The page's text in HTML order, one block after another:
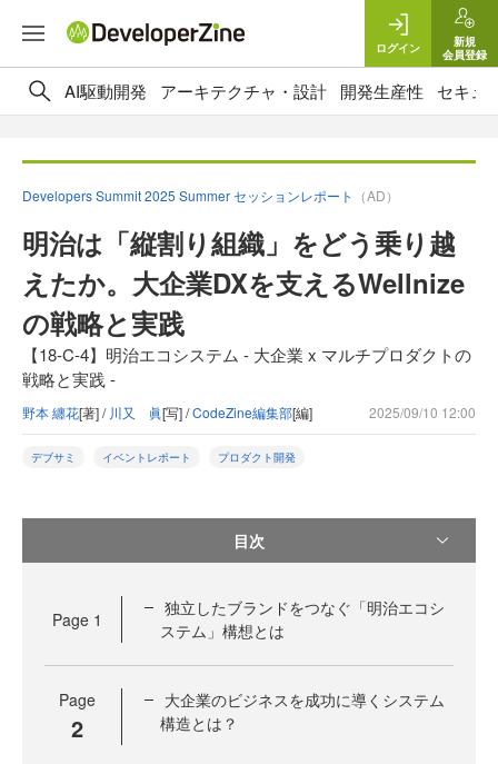
ログイン
新規
会員登録
AI駆動開発 アーキテクチャ・設計 開発生産性 セキュ
Developers Summit 2025 Summer セッションレポート （AD）
明治は「縦割り組織」をどう乗り越
えたか。大企業DXを支えるWellnize
の戦略と実践
【18-C-4】明治エコシステム - 大企業 x マルチプロダクトの
戦略と実践 -
野本 纏花[著] / 川又 眞[写] /CodeZine編集部[編] 2025/09/10 12:00
デブサミ イベントレポート プロダクト開発
目次
Page 1
独立したブランドをつなぐ「明治エコシ
ステム」構想とは
Page
2
大企業のビジネスを成功に導くシステム
構造とは？